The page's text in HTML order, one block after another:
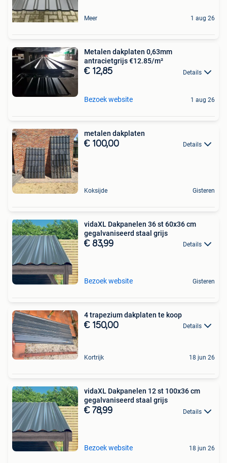
Meer 1 aug 26
Metalen dakplaten 0,63mm
antracietgrijs €12.85/m²
€ 12,85 Details
Bezoek website 1 aug 26
metalen dakplaten
€ 100,00 Details
Koksijde Gisteren
vidaXL Dakpanelen 36 st 60x36 cm
gegalvaniseerd staal grijs
€ 83,99 Details
Bezoek website Gisteren
4 trapezium dakplaten te koop
€ 150,00 Details
Kortrijk 18 jun 26
vidaXL Dakpanelen 12 st 100x36 cm
gegalvaniseerd staal grijs
€ 78,99 Details
Bezoek website 18 jun 26